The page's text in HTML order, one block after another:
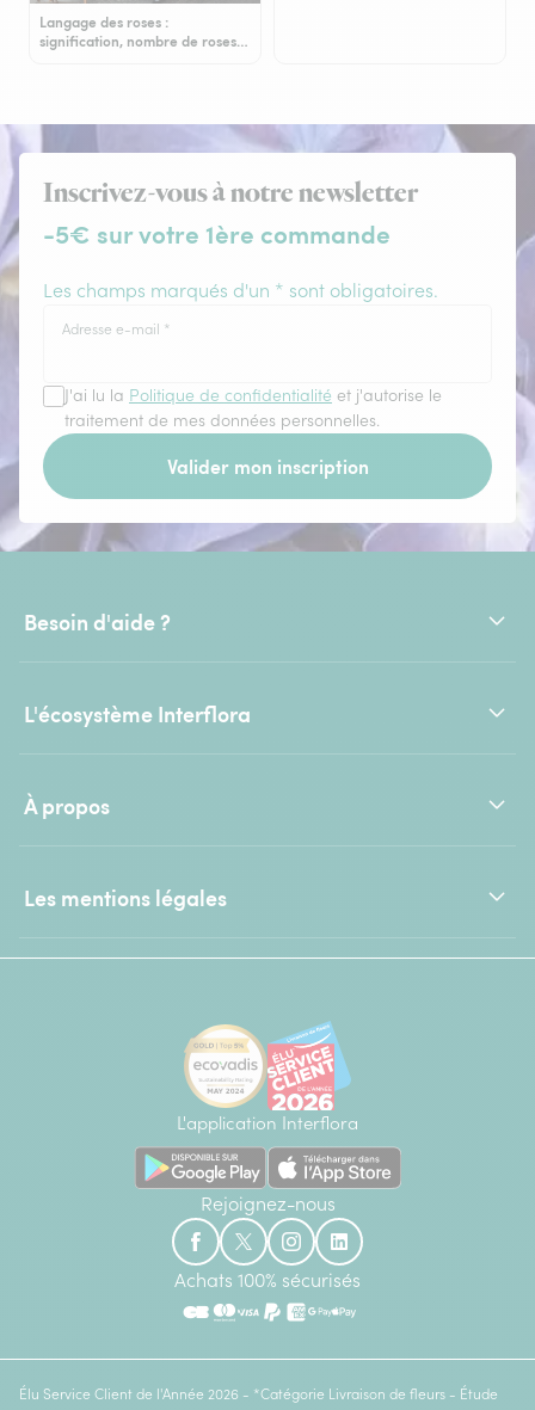
Langage des roses :
signification, nombre de roses…
Inscrivez-vous à notre newsletter
-5€ sur votre 1ère commande
Les champs marqués d'un * sont obligatoires.
Adresse e-mail *
J'ai lu la Politique de confidentialité et j'autorise le
traitement de mes données personnelles.
Valider mon inscription
Besoin d'aide ?
L'écosystème Interflora
À propos
Les mentions légales
L'application Interflora
Rejoignez-nous
Achats 100% sécurisés
Élu Service Client de l'Année 2026 - *Catégorie Livraison de fleurs - Étude